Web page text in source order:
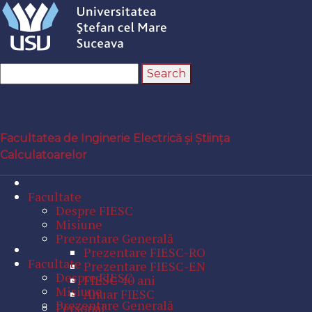
Facultatea de Inginerie Electrică și Știința
Calculatoarelor
Facultate
Despre FIESC
Misiune
Prezentare Generală
Prezentare FIESC-RO
Prezentare FIESC-EN
FIESC 40 ani
Anuar FIESC
Personal
Facultate
Despre FIESC
Misiune
Prezentare Generală